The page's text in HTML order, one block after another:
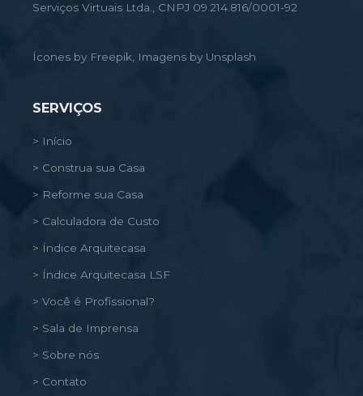
Serviços Virtuais Ltda., CNPJ 09.214.816/0001-92
Ícones by Freepik, Imagens by Unsplash
SERVIÇOS
> Início
> Construa sua Casa
> Reforme sua Casa
> Calculadora de Custo
> Índice Arquitecasa
> Índice Arquitecasa LSF
> Você é Profissional?
> Sala de Imprensa
> Sobre nós
> Contato